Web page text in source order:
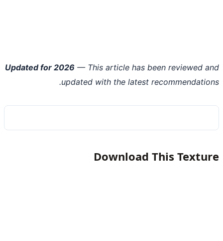
Updated for 2026 — This article has been reviewed
updated with the latest
Download This